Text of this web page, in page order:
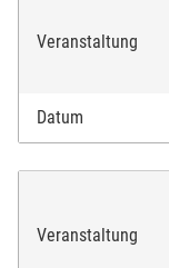
Veranstaltung
Datum
Veranstaltung